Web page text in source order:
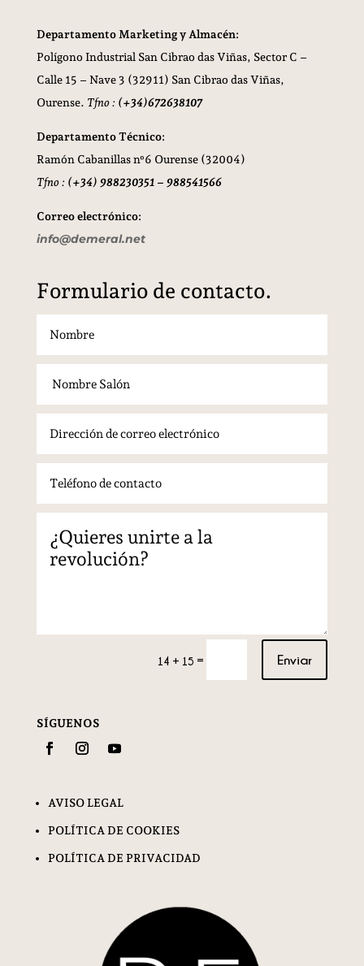
Departamento Marketing y Almacén:
Polígono Industrial San Cibrao das Viñas, Sector C –
Calle 15 – Nave 3 (32911) San Cibrao das Viñas,
Ourense. Tfno : (+34)672638107
Departamento Técnico:
Ramón Cabanillas nº6 Ourense (32004)
Tfno : (+34) 988230351 – 988541566
Correo electrónico:
info@demeral.net
Formulario de contacto.
14 + 15 = Enviar
SÍGUENOS
AVISO LEGAL
POLÍTICA DE COOKIES
POLÍTICA DE PRIVACIDAD